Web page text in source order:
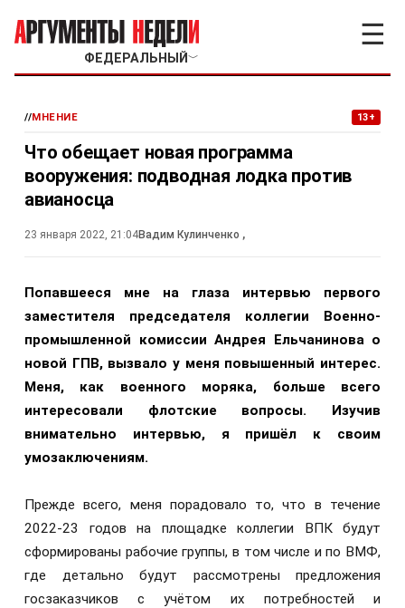
ФЕДЕРАЛЬНЫЙ ﹀
☰
//МНЕНИЕ 13+
Что обещает новая программа
вооружения: подводная лодка против
авианосца
23 января 2022, 21:04Вадим Кулинченко ,
Попавшееся мне на глаза интервью первого
заместителя председателя коллегии Военно-
промышленной комиссии Андрея Ельчанинова о
новой ГПВ, вызвало у меня повышенный интерес.
Меня, как военного моряка, больше всего
интересовали флотские вопросы. Изучив
внимательно интервью, я пришёл к своим
умозаключениям.
Прежде всего, меня порадовало то, что в течение
2022-23 годов на площадке коллегии ВПК будут
сформированы рабочие группы, в том числе и по ВМФ,
где детально будут рассмотрены предложения
госзаказчиков с учётом их потребностей и